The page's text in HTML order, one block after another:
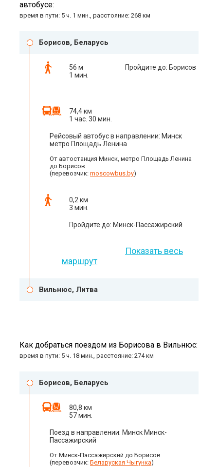
автобусе:
время в пути: 5 ч. 1 мин., расстояние: 268 км
Борисов, Беларусь
56 м
1 мин.
Пройдите до: Борисов
74,4 км
1 час. 30 мин.
Рейсовый автобус в направлении: Минск
метро Площадь Ленина
От автостанция Минск, метро Площадь Ленина
до Борисов
(перевозчик: moscowbus.by)
0,2 км
3 мин.
Пройдите до: Минск-Пассажирский
Показать весь
маршрут
Вильнюс, Литва
Как добраться поездом из Борисова в Вильнюс:
время в пути: 5 ч. 18 мин., расстояние: 274 км
Борисов, Беларусь
80,8 км
57 мин.
Поезд в направлении: Минск Минск-
Пассажирский
От Минск-Пассажирский до Борисов
(перевозчик: Беларуская Чыгунка)